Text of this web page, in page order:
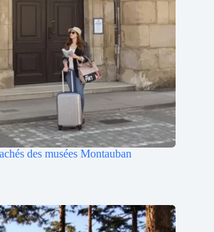
des musées Montauban